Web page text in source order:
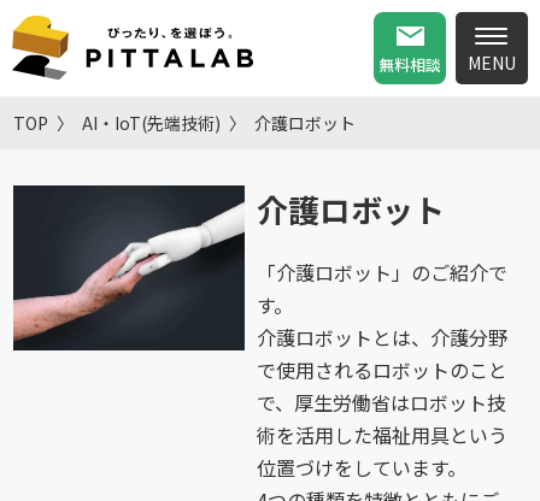
無料相談
TOP AI・IoT(先端技術) 介護ロボット
介護ロボット
「介護ロボット」のご紹介で
す。
介護ロボットとは、介護分野
で使用されるロボットのこと
で、厚生労働省はロボット技
術を活用した福祉用具という
位置づけをしています。